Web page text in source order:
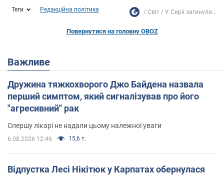
Теги Редакційна політика Світ У Сирії загинули...
Повернутися на головну OBOZ
Важливе
Дружина тяжкохворого Джо Байдена назвала
перший симптом, який сигналізував про його
"агресивний" рак
Спершу лікарі не надали цьому належної уваги
6.08.2026 12:46 15,6 т.
Відпустка Лесі Нікітюк у Карпатах обернулася